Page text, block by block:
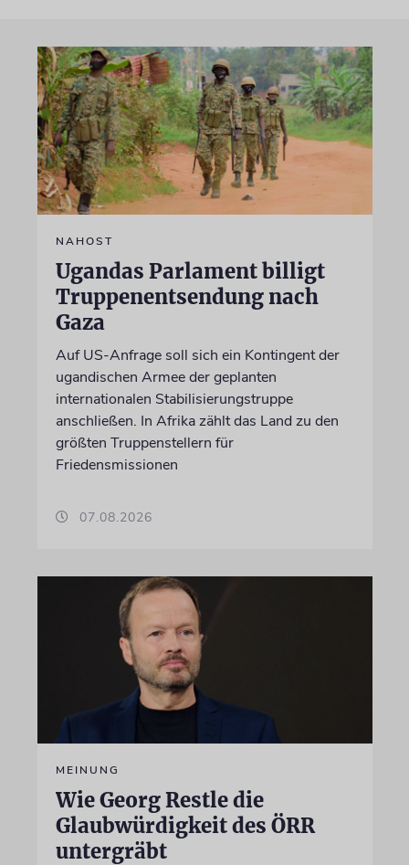
NAHOST
Ugandas Parlament billigt
Truppenentsendung nach
Gaza
Auf US-Anfrage soll sich ein Kontingent der
ugandischen Armee der geplanten
internationalen Stabilisierungstruppe
anschließen. In Afrika zählt das Land zu den
größten Truppenstellern für
Friedensmissionen
07.08.2026
MEINUNG
Wie Georg Restle die
Glaubwürdigkeit des ÖRR
untergräbt